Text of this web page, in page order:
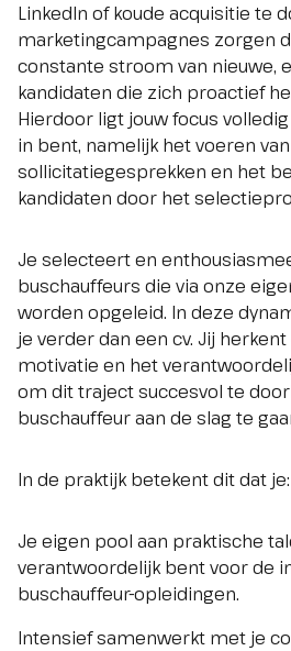
LinkedIn of koude acquisitie te
marketingcampagnes zorgen
constante stroom van nieuwe,
kandidaten die zich proactief
Hierdoor ligt jouw focus
in bent, namelijk het voeren van
sollicitatiegesprekken en het
kandidaten door het
Je selecteert en
buschauffeurs die via onze
worden opgeleid. In deze
je verder dan een cv. Jij
motivatie en het
om dit traject succesvol te
buschauffeur aan de slag te
In de praktijk betekent dit dat je:
Je eigen pool aan praktische
verantwoordelijk bent voor de
buschauffeur-opleidingen.
Intensief samenwerkt met je